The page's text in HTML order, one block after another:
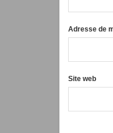
Adresse de
Site web